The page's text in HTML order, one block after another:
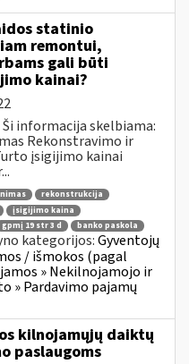
statinio
remontui,
gali būti
kainai?
informacija skelbiama:
Rekonstravimo ir
įsigijimo kainai
rekonstrukcija
įsigijimo kaina
gpmį 19 str 3 d
banko paskola
kategorijos:Gyventojų
/ išmokos (pagal
» Nekilnojamojo ir
» Pardavimo pajamų
kilnojamųjų daiktų
paslaugoms